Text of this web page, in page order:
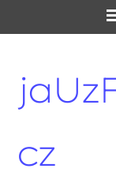
cz
na